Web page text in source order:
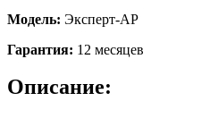
Модель: Эксперт-АР
Гарантия: 12 месяцев
Описание: